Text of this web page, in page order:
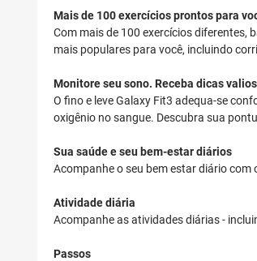
Mais de 100 exercícios prontos para
Com mais de 100 exercícios diferentes,
mais populares para você, incluindo
Monitore seu sono. Receba dicas
O fino e leve Galaxy Fit3 adequa-se
oxigênio no sangue. Descubra sua
Sua saúde e seu bem-estar diários
Acompanhe o seu bem estar diário com
Atividade diária
Acompanhe as atividades diárias -
Passos